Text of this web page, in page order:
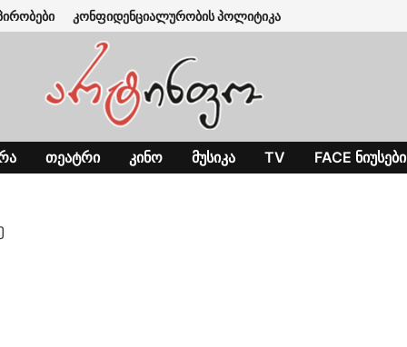
კონფიდენციალურობის პოლიტიკა
ᲗᲔᲐᲢᲠᲘ ᲙᲘᲜᲝ ᲛᲣᲡᲘᲙᲐ TV FACE ᲜᲘᲣᲡᲔᲑᲘ